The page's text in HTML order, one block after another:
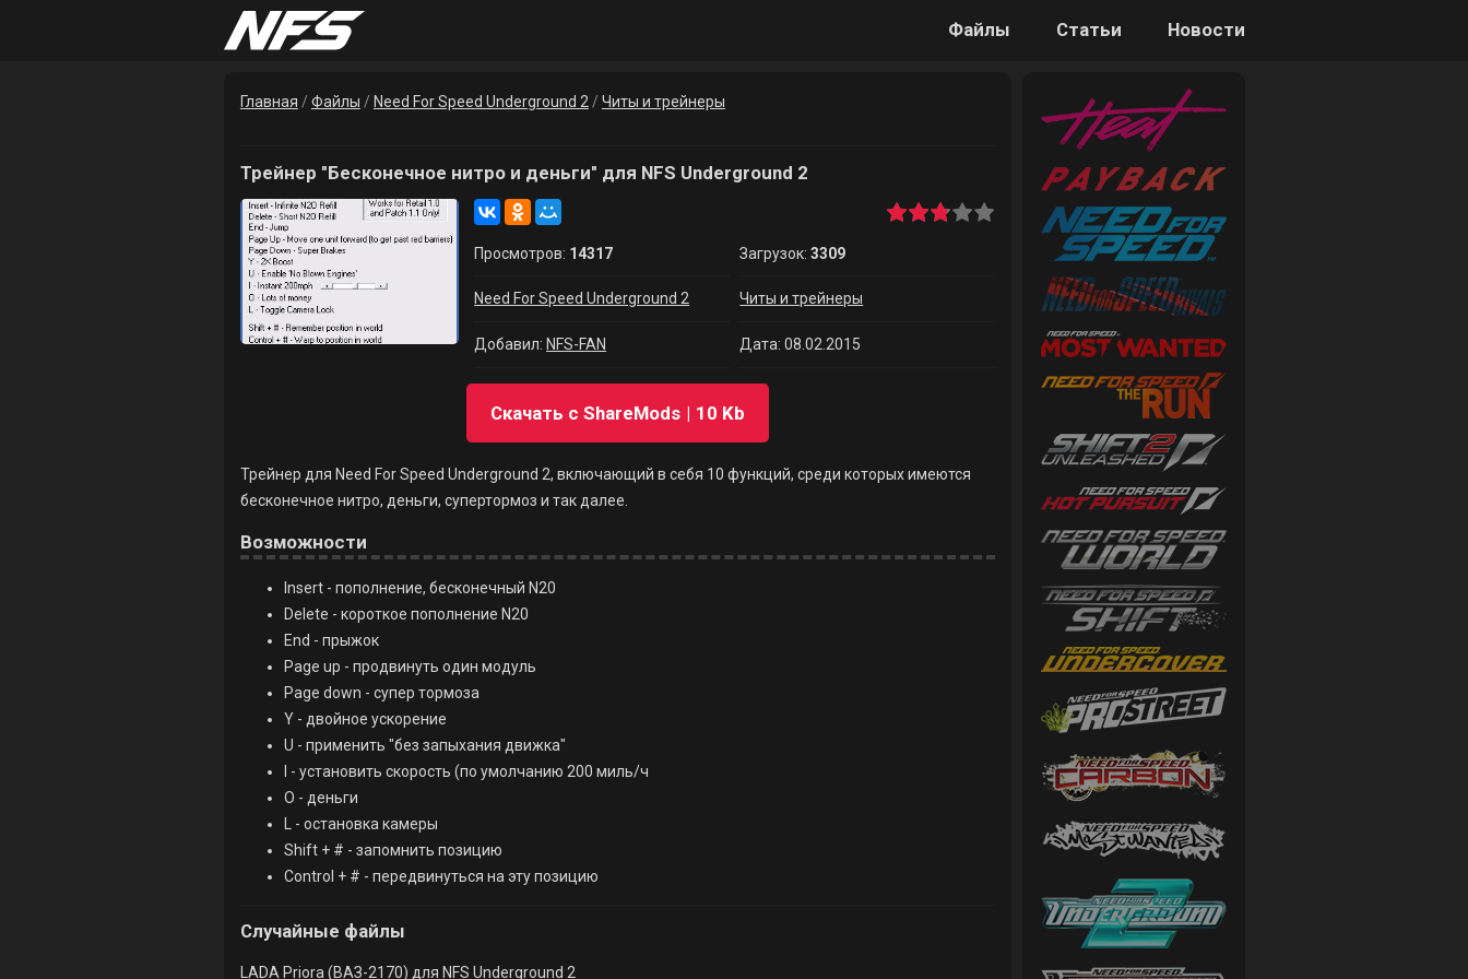
Файлы Статьи Новости
Главная / Файлы / Need For Speed Underground 2 / Читы и трейнеры
Трейнер "Бесконечное нитро и деньги" для NFS Underground 2
Трейнер для Need For Speed Underground 2, включающий в себя 10 функций, среди которых имеются
бесконечное нитро, деньги, супертормоз и так далее.
Возможности
Insert - пополнение, бесконечный N20
Delete - короткое пополнение N20
End - прыжок
Page up - продвинуть один модуль
Page down - супер тормоза
Y - двойное ускорение
U - применить "без запыхания движка"
I - установить скорость (по умолчанию 200 миль/ч
O - деньги
L - остановка камеры
Shift + # - запомнить позицию
Control + # - передвинуться на эту позицию
Просмотров: 14317 Загрузок:3309
Need For Speed Underground 2 Читы и трейнеры
Добавил: NFS-FAN Дата: 08.02.2015
Скачать с ShareMods 10 Kb
Случайные файлы
LADA Priora (ВАЗ-2170) для NFS Underground 2